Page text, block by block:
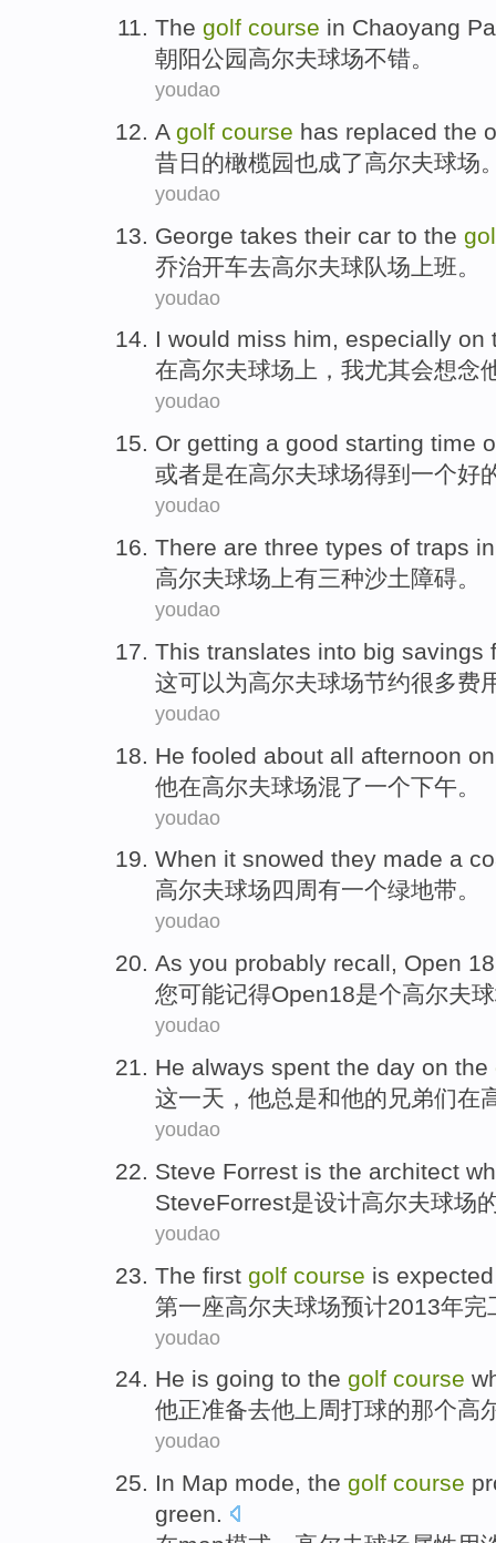
The golf course in Chaoyang
朝阳公园高尔夫球场不错。
youdao
A golf course has replaced the
昔日 的橄榄园也成了高尔夫球场
youdao
George takes their car to the
乔治开车去高尔夫球队场上班。
youdao
I would miss him, especially on
在高尔夫球场 上 ， 我尤其会想念
youdao
Or getting a good starting time
或者是在高尔夫球场得到 一个好
youdao
There are three types of traps in
高尔夫球场 上有三种沙土障碍。
youdao
This translates into big savings
这可以为高尔夫球场节约很多费
youdao
He fooled about all afternoon on
他在高尔夫球场混了一个下午。
youdao
When it snowed they made a
高尔夫球场四周有一个绿地带。
youdao
As you probably recall, Open 18
您可能记得Open18是个高尔夫
youdao
He always spent the day on the
这一天 ， 他总是和他的兄弟们在
youdao
Steve Forrest is the architect
SteveForrest是设计高尔夫球场
youdao
The first golf course is
第一座高尔夫球场预计2013年完
youdao
He is going to the golf course
他正准备去他上周打球的那个高
youdao
In Map mode, the golf course
green.